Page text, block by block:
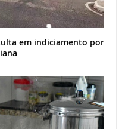
em indiciamento por